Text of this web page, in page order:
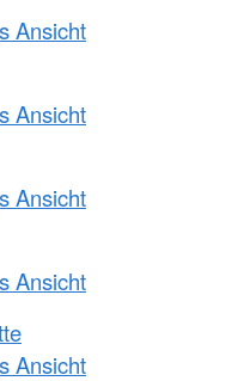
Ansicht
Ansicht
Ansicht
Ansicht
Ansicht